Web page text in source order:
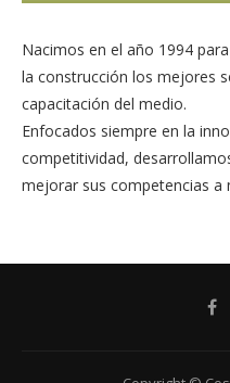
Nacimos en el año 1994
la construcción los mejores
capacitación del medio.
Enfocados siempre en la
competitividad,
mejorar sus competencias a